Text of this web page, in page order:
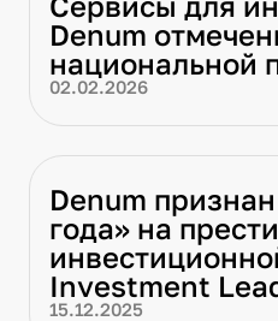
Denum
национальной
02.02.2026
Denum
года» на
Investment
15.12.2025